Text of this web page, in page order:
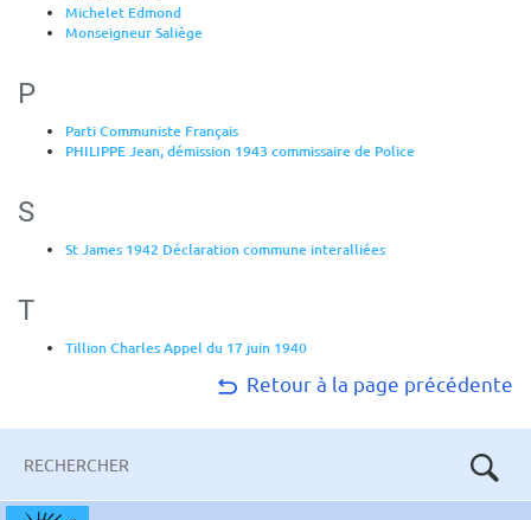
Michelet Edmond
Monseigneur Saliège
P
Parti Communiste Français
PHILIPPE Jean, démission 1943 commissaire de Police
S
St James 1942 Déclaration commune interalliées
T
Tillion Charles Appel du 17 juin 1940
Retour à la page précédente
clés
Aller